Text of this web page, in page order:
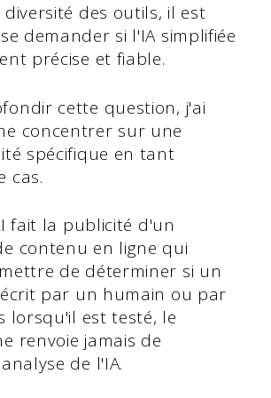
des outils, il est
demander si l'IA simplifiée
précise et fiable.
cette question, j'ai
concentrer sur une
spécifique en tant
cas.
fait la publicité d'un
contenu en ligne qui
de déterminer si un
par un humain ou par
lorsqu'il est testé, le
renvoie jamais de
de l'IA.